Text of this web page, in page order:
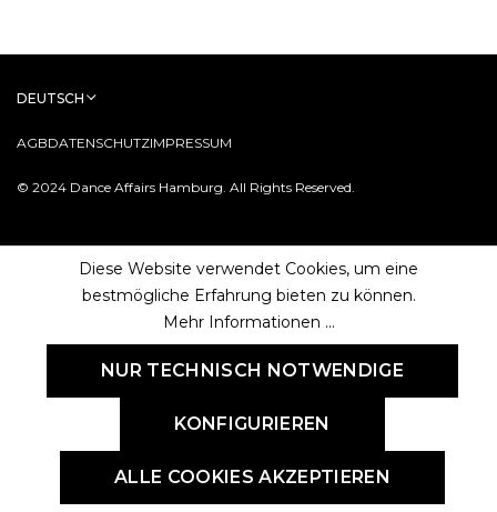
© 2024 Dance Affairs Hamburg. All Rights Reserved.
AGBDATENSCHUTZIMPRESSUM
DEUTSCH
Diese Website verwendet Cookies, um eine
bestmögliche Erfahrung bieten zu können.
Mehr Informationen ...
NUR TECHNISCH NOTWENDIGE
KONFIGURIEREN
ALLE COOKIES AKZEPTIEREN